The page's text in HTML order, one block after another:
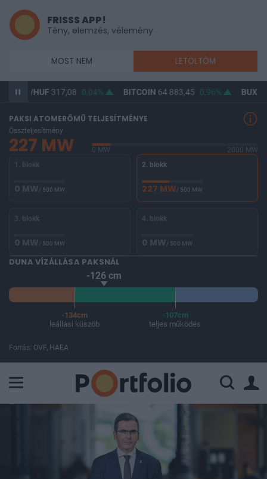
FRISSS APP!
Tény, elemzés, vélemény
MOST NEM LETÖLTÖM
HUF 317,08 0,04% BITCOIN 64 883,45 0,96% BUX 148
PAKSI ATOMERŐMŰ TELJESÍTMÉNYE
Összteljesítmény
227 MW 0 MW
2000 MW
1. blokk
0 MW/ 500 MW
2. blokk
227 MW/ 500 MW
3. blokk
0 MW/ 500 MW
4. blokk
0 MW/ 500 MW
DUNA VÍZÁLLÁSA PAKSNÁL
-126 cm
-134cm
leállási küszöb
-107cm
teljes működés
Forrás: OVF, HAEA